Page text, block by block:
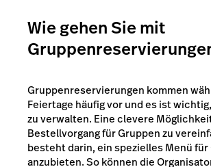
Wie gehen Sie mit
Gruppenreservierungen kommen
Feiertage häufig vor und es ist
zu verwalten. Eine clevere
Bestellvorgang für Gruppen zu
besteht darin, ein spezielles Menü für
anzubieten. So können die